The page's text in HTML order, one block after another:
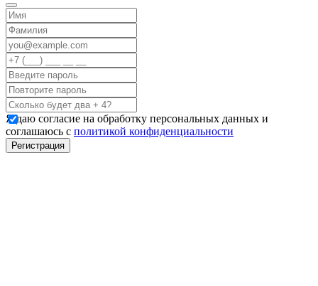
Я даю согласие на обработку персональных данных и
соглашаюсь с политикой конфиденциальности
Регистрация